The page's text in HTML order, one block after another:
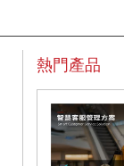
熱門產品